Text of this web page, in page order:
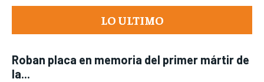
LO ULTIMO
Roban placa en memoria del primer mártir de
la...